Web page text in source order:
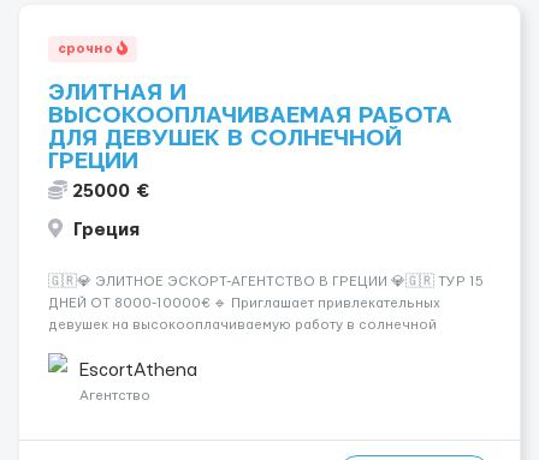
срочно
ЭЛИТНАЯ И
ВЫСОКООПЛАЧИВАЕМАЯ РАБОТА
ДЛЯ ДЕВУШЕК В СОЛНЕЧНОЙ
ГРЕЦИИ
25000 €
Греция
🇬🇷💎 ЭЛИТНОЕ ЭСКОРТ-АГЕНТСТВО В ГРЕЦИИ 💎🇬🇷 ТУР 15
ДНЕЙ ОТ 8000-10000€ 🔹 Приглашает привлекательных
девушек на высокооплачиваемую работу в солнечной
хорошие деньги 💶 — это предложение для тебя! 🔹
Требования: ✔️ Возраст от ...
EscortAthena
Агентство